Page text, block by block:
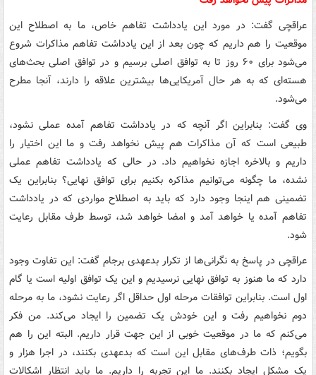
عراقچی گفت: در مورد این یادداشت تفاهم خاص، ما به اصطلاح این
موقعیت را هم داریم که چون بعد از این یادداشت تفاهم مذاکرات شروع
می‌شود برای ۶۰ روز تا به توافق اصلی برسیم و در توافق اصلی بحث‌های
هسته‌ای که به هر حال آمریکایی‌ها بیشترین علاقه را دارند، آنجا مطرح
می‌شود.
وی گفت: بنابراین اگر آنچه که در یادداشت تفاهم آمده عملی نشود،
طبیعی است که آن مذاکرات هم پیش نخواهد رفت و ما این اختیار را
داریم و بالاخره اجازه نخواهیم داد. در حالی که یادداشت تفاهم عملی
نشده، ما چگونه می‌توانیم مذاکره بکنیم برای توافق نهایی؟ بنابراین یک
تضمینی هم اینجا وجود دارد که باید به اصطلاح مواردی که در یادداشت
تفاهم آمده یا خواهد آمد و امضا خواهد شد، توسط طرف مقابل رعایت
شود.
عراقچی در پاسخ به نگرانی‌ها از تکرار بدعهدی برجام گفت: این تفاوت وجود
دارد که ما هنوز به توافق نهایی نرسیدیم و این یک توافق اولیه است یا گام
اول است. بنابراین توافقات مرحله اول حداقل اگر رعایت نشود، ما به مرحله
دوم نخواهیم رفت و این خودش یک تضمین را ایجاد می‌کند. من فکر
می‌کنم که ما در موقعیت خوبی از این جهت قرار داریم. البته این را هم
بگویم؛ ذات طرف‌های مقابل این است که بدعهدی بکنند، در اجرا هزار و
یک مشکل ایجاد بکنند. ما این تجربه را داریم. ما باید انتظار اشکالات